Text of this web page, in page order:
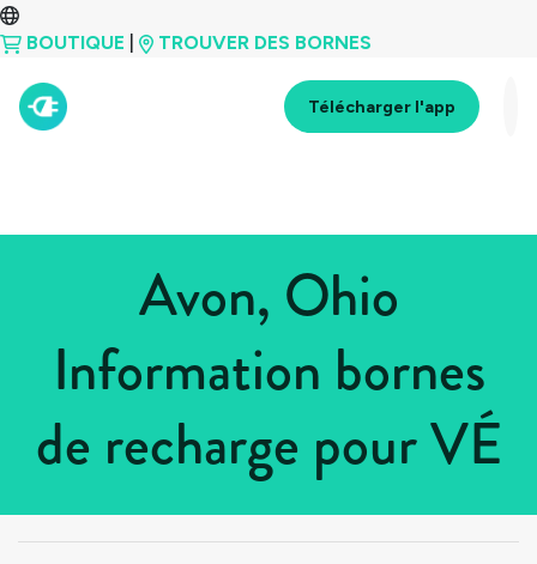
BOUTIQUE TROUVER DES BORNES
Télécharger l'app
Avon, Ohio
Information bornes
de recharge pour VÉ
États-Unis > Ohio